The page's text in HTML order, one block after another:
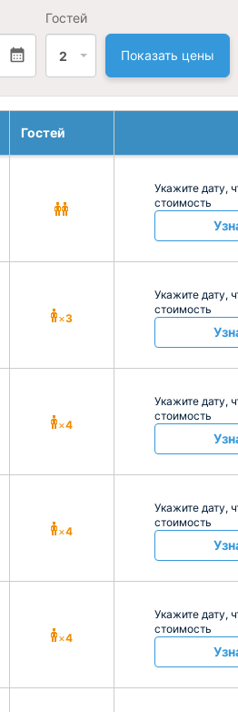
Гостей
2 Показать цены
Гостей
Укажите дату,
стоимость
×3
Укажите дату,
стоимость
×4
Укажите дату,
стоимость
×4
Укажите дату,
стоимость
×4
Укажите дату,
стоимость